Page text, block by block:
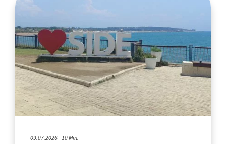
09.07.2026 - 10 Min.